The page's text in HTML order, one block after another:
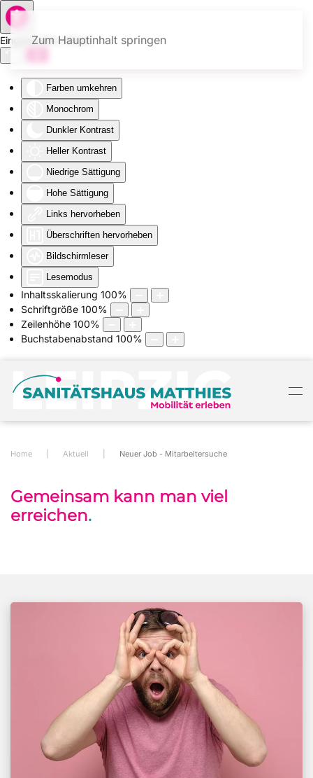
Eingabehilfen öffnen
Farben umkehren
Monochrom
Dunkler Kontrast
Heller Kontrast
Niedrige Sättigung
Hohe Sättigung
Links hervorheben
Überschriften hervorheben
Bildschirmleser
Lesemodus
Inhaltsskalierung 100%
Schriftgröße 100%
Zeilenhöhe 100%
Buchstabenabstand 100%
Zum Hauptinhalt springen
Home Aktuell Neuer Job - Mitarbeitersuche
Gemeinsam kann man viel
erreichen.